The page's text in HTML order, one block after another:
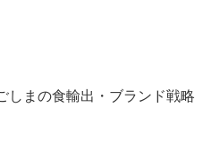
しまの食輸出・ブランド戦略